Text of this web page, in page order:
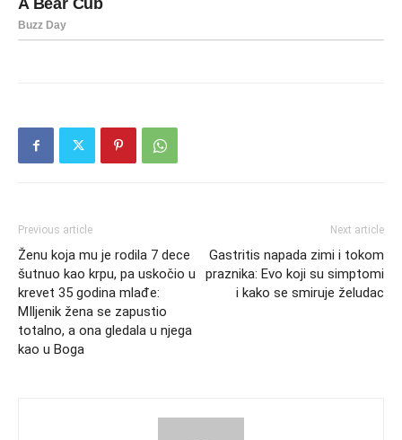
Previous article
Ženu koja mu je rodila 7 dece
šutnuo kao krpu, pa uskočio u
krevet 35 godina mlađe:
MIljenik žena se zapustio
totalno, a ona gledala u njega
kao u Boga
Next article
Gastritis napada zimi i tokom
praznika: Evo koji su simptomi
i kako se smiruje želudac